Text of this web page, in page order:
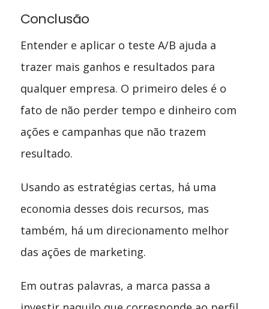
Conclusão
Entender e aplicar o teste A/B ajuda a
trazer mais ganhos e resultados para
qualquer empresa. O primeiro deles é o
fato de não perder tempo e dinheiro com
ações e campanhas que não trazem
resultado.
Usando as estratégias certas, há uma
economia desses dois recursos, mas
também, há um direcionamento melhor
das ações de marketing.
Em outras palavras, a marca passa a